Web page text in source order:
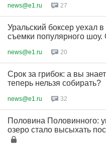
news@e1.ru 27
Уральский боксер уехал
съемки популярного
news@e1.ru 20
Срок за грибок: а вы
теперь нельзя собирать?
news@e1.ru 32
Половина Половинного:
озеро стало высыхать